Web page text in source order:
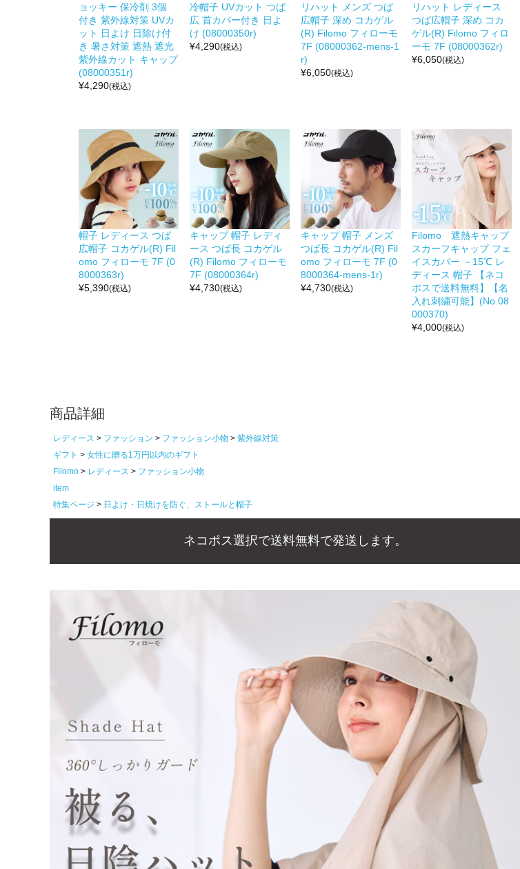
ョッキー 保冷剤 3個
付き 紫外線対策 UVカ
ット 日よけ 日除け付
き 暑さ対策 遮熱 遮光
紫外線カット キャップ
(08000351r)
¥4,290(税込)
冷帽子 UVカット つば
広 首カバー付き 日よ
け (08000350r)
¥4,290(税込)
リハット メンズ つば
広帽子 深め コカゲル
(R) Filomo フィローモ
7F (08000362-mens-1
r)
¥6,050(税込)
リハット レディース
つば広帽子 深め コカ
ゲル(R) Filomo フィロ
ーモ 7F (08000362r)
¥6,050(税込)
帽子 レディース つば
広帽子 コカゲル(R) Fil
omo フィローモ 7F (0
8000363r)
¥5,390(税込)
キャップ 帽子 レディ
ース つば長 コカゲル
(R) Filomo フィローモ
7F (08000364r)
¥4,730(税込)
キャップ 帽子 メンズ
つば長 コカゲル(R) Fil
omo フィローモ 7F (0
8000364-mens-1r)
¥4,730(税込)
Filomo 遮熱キャップ
スカーフキャップ フェ
イスカバー －15℃ レ
ディース 帽子 【ネコ
ポスで送料無料】【名
入れ刺繍可能】(No.08
000370)
¥4,000(税込)
商品詳細
レディース ファッション ファッション小物
紫外線対策
ギフト
女性に贈る1万円以内のギフト
Filomo
レディース
ファッション小物
item
特集ページ
日よけ・日焼けを防ぐ、ストールと帽子
ネコポス選択で送料無料で発送します。